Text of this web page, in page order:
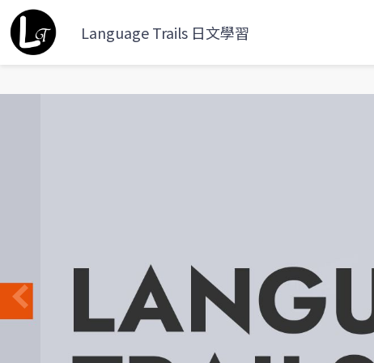
Language Trails 日文學習